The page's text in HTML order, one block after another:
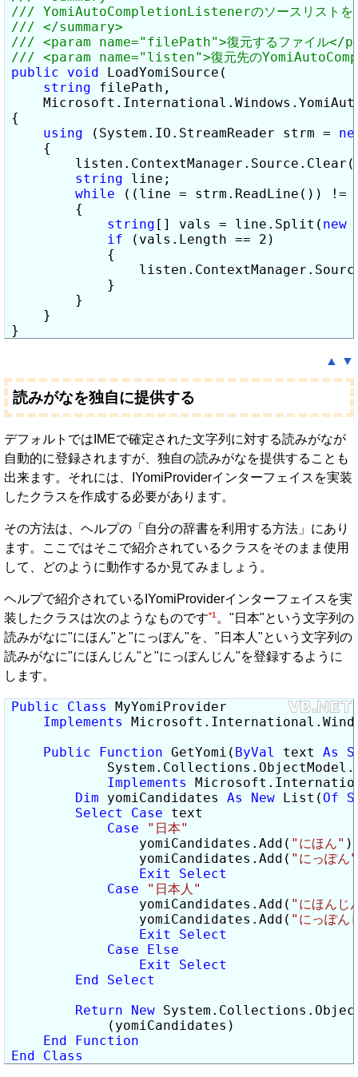
public void LoadYomiSource(
string filePath,
{
using (System.IO.StreamReader strm =
    {
string line;
while ((line = strm.ReadLine()) !=
        {
string [] vals = line.Split( new
if (vals.Length == 2)
            {
            }
        }
    }
}
▲ ▼
読みがなを独自に提供する
デフォルトではIMEで確定された文字列に対する読みがなが
自動的に登録されますが、独自の読みがなを提供することも
出来ます。それには、IYomiProviderインターフェイスを実装
したクラスを作成する必要があります。
その方法は、ヘルプの「自分の辞書を利用する方法」にあり
ます。ここではそこで紹介されているクラスをそのまま使用
して、どのように動作するか見てみましょう。
ヘルプで紹介されているIYomiProviderインターフェイスを実
装したクラスは次のようなものです*1 。"日本"という文字列の
読みがなに"にほん"と"にっぽん"を、"日本人"という文字列の
読みがなに"にほんじん"と"にっぽんじん"を登録するように
します。
Public Class
MyYomiProvider
Implements
Public
Function GetYomi( ByVal text As
Implements
Dim yomiCandidates As New List( Of
Select
Case text
Case
"日本"
                yomiCandidates.Add(
"にほん" )
                yomiCandidates.Add(
"にっぽん"
Exit
Select
Case
"日本人"
                yomiCandidates.Add(
"にほんじ
                yomiCandidates.Add(
"にっぽん
Exit
Select
Case
Else
Exit
Select
End
Select
Return
New
            (yomiCandidates)
End
Function
End
Class